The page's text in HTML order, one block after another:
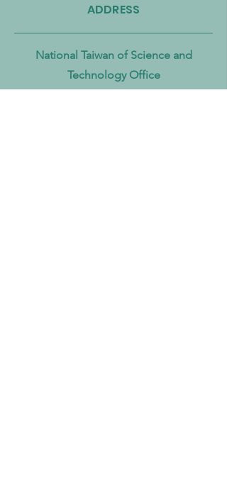
ADDRESS
National Taiwan of Science and
Technology Office